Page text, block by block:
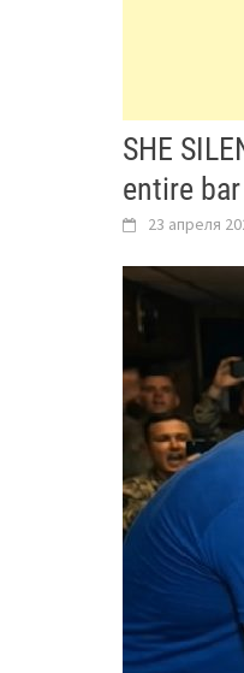
SHE
entire
23 апреля